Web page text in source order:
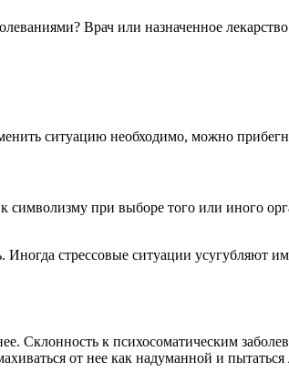
Врач или назначенное
ситуацию необходимо, можно
при выборе того или иного
стрессовые ситуации усугубляют
Склонность к психосоматическим
от нее как надуманной и